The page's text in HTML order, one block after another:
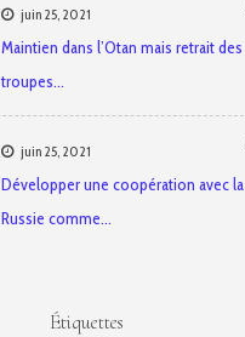
juin 25, 2021
Maintien dans l’Otan mais retrait des
troupes…
juin 25, 2021
Développer une coopération avec la
Russie comme…
Étiquettes